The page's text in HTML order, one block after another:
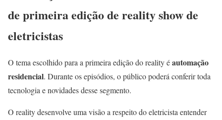
de primeira edição de reality show de
eletricistas
O tema escolhido para a primeira edição do reality éautomação
residencial. Durante os episódios, o público poderá conferir toda
tecnologia e novidades desse segmento.
O reality desenvolve uma visão a respeito do eletricista entender